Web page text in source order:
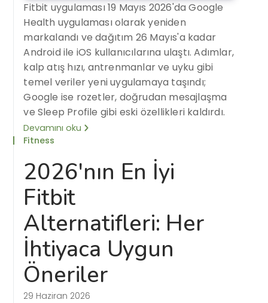
Fitbit uygulaması 19 Mayıs 2026'da Google
Health uygulaması olarak yeniden
markalandı ve dağıtım 26 Mayıs'a kadar
Android ile iOS kullanıcılarına ulaştı. Adımlar,
kalp atış hızı, antrenmanlar ve uyku gibi
temel veriler yeni uygulamaya taşındı;
Google ise rozetler, doğrudan mesajlaşma
ve Sleep Profile gibi eski özellikleri kaldırdı.
Devamını oku
Fitness
2026'nın En İyi
Fitbit
Alternatifleri: Her
İhtiyaca Uygun
Öneriler
29 Haziran 2026